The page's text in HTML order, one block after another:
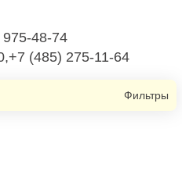
48-74
(485) 275-11-64
Фильтры